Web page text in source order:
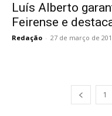
Luís Alberto
Feirense e
Redação - 27 de março de
1